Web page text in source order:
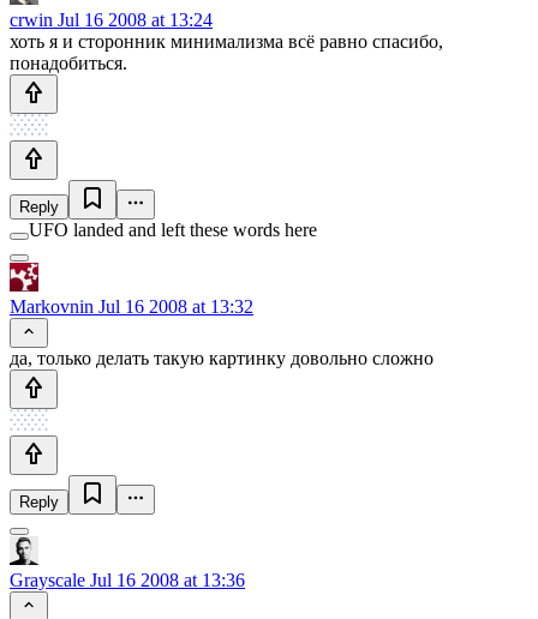
crwin Jul 16 2008 at 13:24
хоть я и сторонник минимализма всё равно спасибо,
понадобиться.
Reply
UFO landed and left these words here
Markovnin Jul 16 2008 at 13:32
да, только делать такую картинку довольно сложно
Reply
Grayscale Jul 16 2008 at 13:36